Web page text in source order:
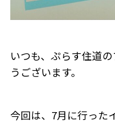
いつも、ぷらす住道
うございます。
今回は、7月に行った